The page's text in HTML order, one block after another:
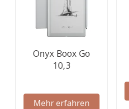
Onyx Boox Go
10,3
Mehr erfahren